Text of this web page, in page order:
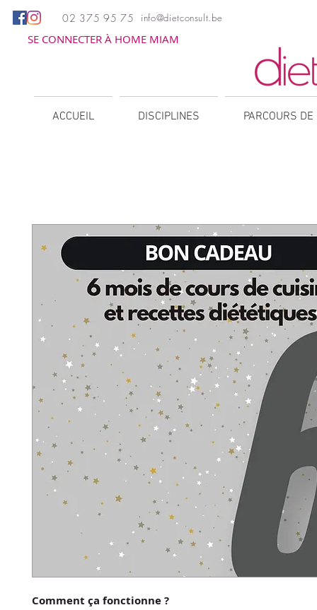
02 375 95 75 info@dietconsult.be
SE CONNECTER À HOME MIAM
ACCUEIL DISCIPLINES PARCOURS
Comment ça fonctionne ?